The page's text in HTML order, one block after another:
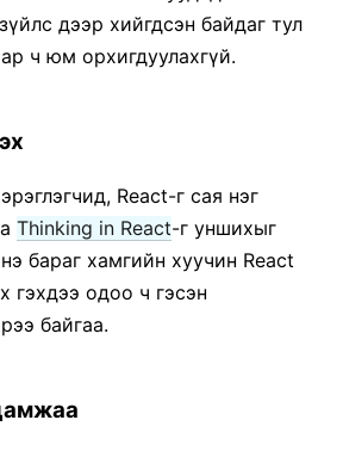
дээр хийгдсэн байдаг тул
ч юм орхигдуулахгүй.
React-г сая нэг
Thinking in React-г уншихыг
бараг хамгийн хуучин React
гэхдээ одоо ч гэсэн
байгаа.